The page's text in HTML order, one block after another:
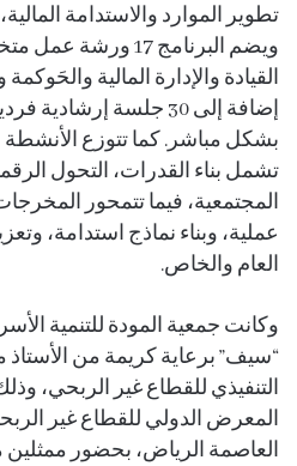
تطوير الموارد والاستدامة
ويضم البرنامج 17
القيادة والإدارة المالية
إضافة إلى 30 جلسة
بشكل مباشر. كما تتوزع
تشمل بناء القدرات، التحول
المجتمعية، فيما تتمحور
عملية، وبناء نماذج استدامة،
العام والخاص.
وكانت جمعية المودة للتنمية
“سيف” برعاية كريمة من الأستاذ
التنفيذي للقطاع غير الربحي،
العاصمة الرياض، بحضور